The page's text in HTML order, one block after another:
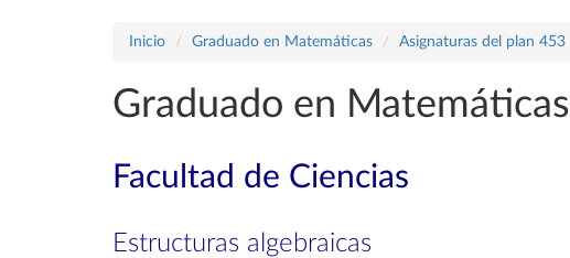
Inicio Graduado en Matemáticas Asignaturas del plan 453
Graduado en Matemáticas
Facultad de Ciencias
Estructuras algebraicas